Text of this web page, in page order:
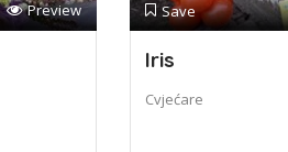
Preview Save
Iris
Cvjećare